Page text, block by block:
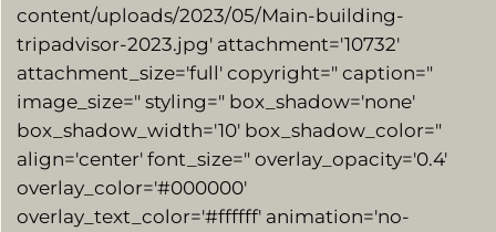
content/uploads/2023/05/Main-building-
tripadvisor-2023.jpg' attachment='10732′
attachment_size='full' copyright=" caption="
image_size=" styling=" box_shadow='none'
box_shadow_width='10' box_shadow_color="
align='center' font_size=" overlay_opacity='0.4′
overlay_color='#000000′
overlay_text_color='#ffffff' animation='no-